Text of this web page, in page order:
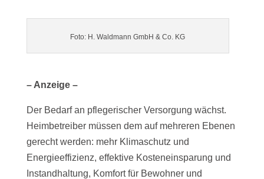
Foto: H. Waldmann GmbH & Co. KG
– Anzeige –
Der Bedarf an pflegerischer Versorgung wächst.
Heimbetreiber müssen dem auf mehreren Ebenen
gerecht werden: mehr Klimaschutz und
Energieeffizienz, effektive Kosteneinsparung und
Instandhaltung, Komfort für Bewohner und